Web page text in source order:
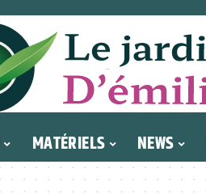
MATÉRIELS NEWS